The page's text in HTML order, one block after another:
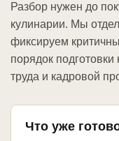
Разбор нужен до
кулинарии. Мы
фиксируем
порядок
труда и кадровой
Что уже